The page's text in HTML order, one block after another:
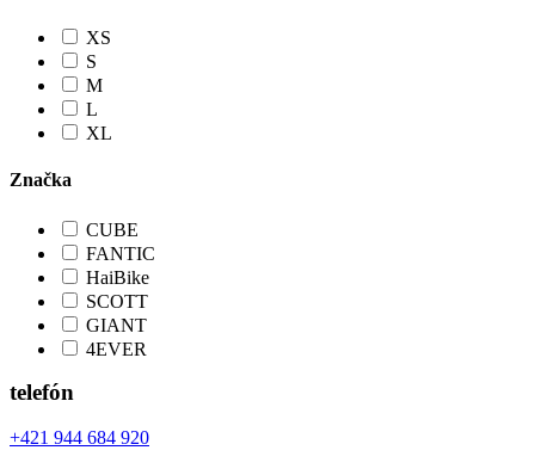
XS
S
M
L
XL
Značka
CUBE
FANTIC
HaiBike
SCOTT
GIANT
4EVER
telefón
+421 944 684 920